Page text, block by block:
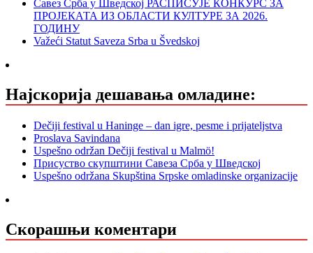
Савез Срба у Шведској РАСПИСУЈЕ КОНКУРС ЗА
ПРОЈЕКАТА ИЗ ОБЛАСТИ КУЛТУРЕ ЗА 2026.
ГОДИНУ
Važeći Statut Saveza Srba u Švedskoj
Најскорија дешавања омладине:
Dečiji festival u Haninge – dan igre, pesme i prijateljstva
Proslava Savindana
Uspešno održan Dečiji festival u Malmö!
Присуство скупштини Савеза Срба у Шведској
Uspešno održana Skupština Srpske omladinske organizacije
Скорашњи коментари